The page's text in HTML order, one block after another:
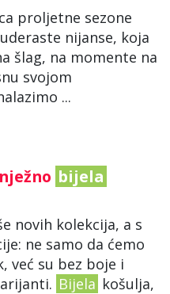
proljetne sezone
nijanse, koja
šlag, na momente na
svojom
...
bijela
novih kolekcija, a s
ne samo da ćemo
već su bez boje i
Bijela košulja,